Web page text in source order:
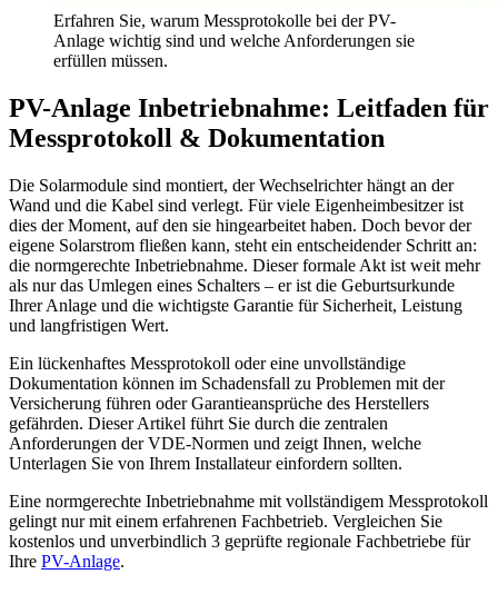
Erfahren Sie, warum Messprotokolle bei der PV-
Anlage wichtig sind und welche Anforderungen sie
erfüllen müssen.
PV-Anlage Inbetriebnahme: Leitfaden für
Messprotokoll & Dokumentation
Die Solarmodule sind montiert, der Wechselrichter hängt an der
Wand und die Kabel sind verlegt. Für viele Eigenheimbesitzer ist
dies der Moment, auf den sie hingearbeitet haben. Doch bevor der
eigene Solarstrom fließen kann, steht ein entscheidender Schritt an:
die normgerechte Inbetriebnahme. Dieser formale Akt ist weit mehr
als nur das Umlegen eines Schalters – er ist die Geburtsurkunde
Ihrer Anlage und die wichtigste Garantie für Sicherheit, Leistung
und langfristigen Wert.
Ein lückenhaftes Messprotokoll oder eine unvollständige
Dokumentation können im Schadensfall zu Problemen mit der
Versicherung führen oder Garantieansprüche des Herstellers
gefährden. Dieser Artikel führt Sie durch die zentralen
Anforderungen der VDE-Normen und zeigt Ihnen, welche
Unterlagen Sie von Ihrem Installateur einfordern sollten.
Eine normgerechte Inbetriebnahme mit vollständigem Messprotokoll
gelingt nur mit einem erfahrenen Fachbetrieb. Vergleichen Sie
kostenlos und unverbindlich 3 geprüfte regionale Fachbetriebe für
Ihre PV-Anlage.